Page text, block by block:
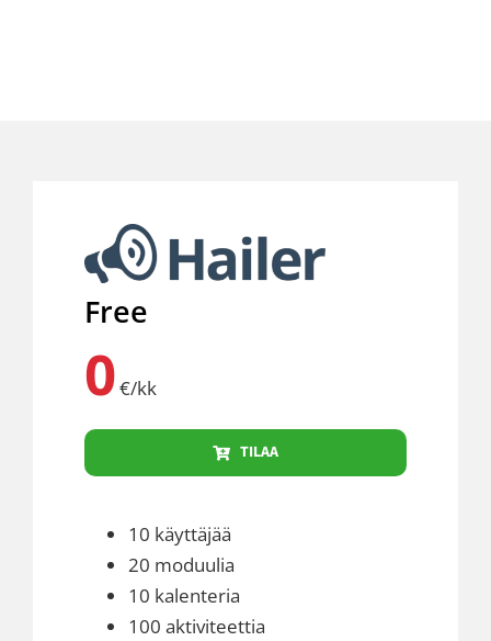
Free
0€/kk
TILAA
10 käyttäjää
20 moduulia
10 kalenteria
100 aktiviteettia